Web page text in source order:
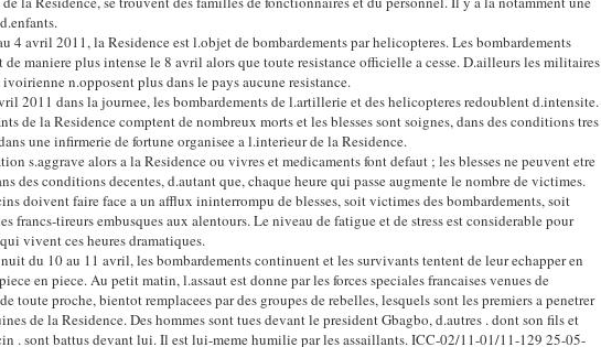
4 avril 2011, la Residence est l.objet de bombardements par helicopteres. Les bombardements
de maniere plus intense le 8 avril alors que toute resistance officielle a cesse. D.ailleurs les militaires
ivoirienne n.opposent plus dans le pays aucune resistance.
2011 dans la journee, les bombardements de l.artillerie et des helicopteres redoublent d.intensite.
de la Residence comptent de nombreux morts et les blesses sont soignes, dans des conditions tres
une infirmerie de fortune organisee a l.interieur de la Residence.
s.aggrave alors a la Residence ou vivres et medicaments font defaut ; les blesses ne peuvent etre
des conditions decentes, d.autant que, chaque heure qui passe augmente le nombre de victimes.
doivent faire face a un afflux ininterrompu de blesses, soit victimes des bombardements, soit
francs-tireurs embusques aux alentours. Le niveau de fatigue et de stress est considerable pour
vivent ces heures dramatiques.
du 10 au 11 avril, les bombardements continuent et les survivants tentent de leur echapper en
en piece. Au petit matin, l.assaut est donne par les forces speciales francaises venues de
toute proche, bientot remplacees par des groupes de rebelles, lesquels sont les premiers a penetrer
de la Residence. Des hommes sont tues devant le president Gbagbo, d.autres . dont son fils et
. sont battus devant lui. Il est lui-meme humilie par les assaillants. ICC-02/11-01/11-129 25-05-